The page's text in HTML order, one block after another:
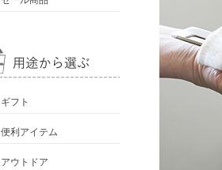
ギフト
便利アイテム
アウトドア